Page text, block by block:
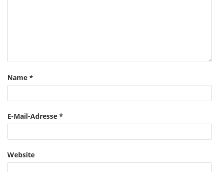
Name *
E-Mail-Adresse *
Website